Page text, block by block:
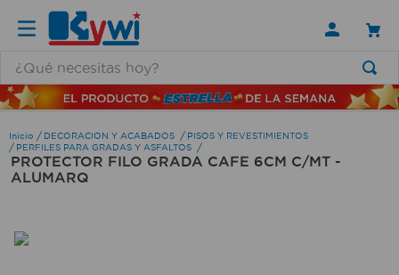
DECORACION Y ACABADOS
PISOS Y REVESTIMIENTOS
PERFILES PARA GRADAS Y ASFALTOS
PROTECTOR FILO GRADA CAFE 6CM C/MT -
ALUMARQ
TÉRMINOS MÁS BUSCADOS
1 .
lamparas
2.
ducha